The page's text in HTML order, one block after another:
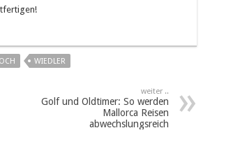
WIEDLER
weiter ..
Golf und Oldtimer: So werden
Mallorca Reisen
abwechslungsreich